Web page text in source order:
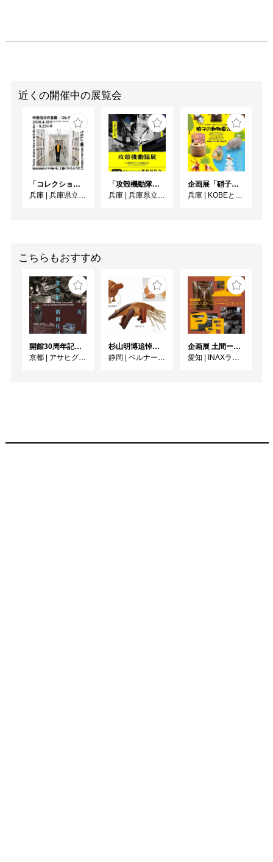
近くの開催中の展覧会
「コレクション展Ⅰ 中原佑介の言葉－コレクションを見るあたらしい眼」
兵庫
兵庫県立美術館
「攻殻機動隊展Ghost and the Shell」関西巡回展
兵庫
兵庫県立美術館
企画展「硝子の動物園 2026」
兵庫
KOBEとんぼ玉ミュージアム
こちらもおすすめ
開館30周年記念 山本爲三郎・河井寬次郎没後60年記念 「共鳴 河井寬次郎 × 濱田庄司 ー山本爲三郎コレクションより」
京都
アサヒグループ大山崎山荘美術館
杉山明博追悼展 木とわたし―木工の妙技と美術教育
静岡
ベルナール・ビュフェ美術館
企画展 土間ーつくって、つかって、再発見ー
愛知
INAXライブミュージアム